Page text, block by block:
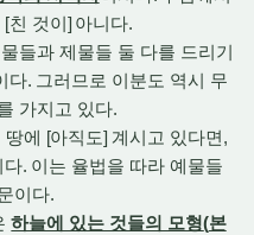
[친 것이] 아니다.
들과 제물들 둘 다를 드리기
다. 그러므로 이분도 역시 무
가지고 있다.
땅에 [아직도] 계시고 있다면,
다. 이는 율법을 따라 예물들
이다.
하늘에 있는 것들의 모형(본